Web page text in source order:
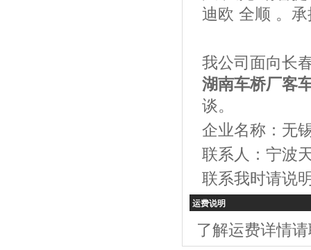
迪欧 全顺 。
我公司面向长
湖南车桥厂客
谈。
企业名称：无
联系人：宁波
联系我时请说
运费说明
了解运费详情